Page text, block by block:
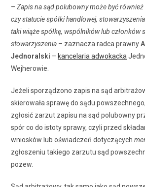
–Zapis na sąd polubowny może być
czy statucie spółki handlowej,
taki wiąże spółkę, wspólników lub członków
stowarzyszenia – zaznacza radca prawny
Jednoralski – kancelaria adwokacka
Wejherowie.
Jeżeli sporządzono zapis na sąd
skierowała sprawę do sądu
zgłosić zarzut zapisu na sąd polubowny
spór co do istoty sprawy, czyli przed
wniosków lub oświadczeń dotyczących
zgłoszeniu takiego zarzutu sąd
pozew.